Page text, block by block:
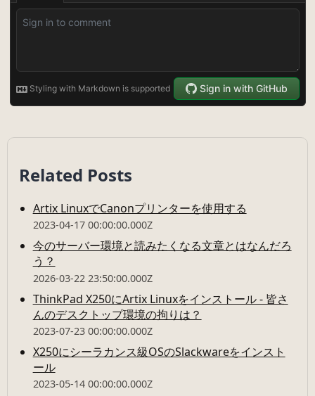
Related Posts
Artix LinuxでCanonプリンターを使用する
2023-04-17 00:00:00.000Z
今のサーバー環境と読みたくなる文章とはなんだろ
う？
2026-03-22 23:50:00.000Z
ThinkPad X250にArtix Linuxをインストール - 皆さ
んのデスクトップ環境の拘りは？
2023-07-23 00:00:00.000Z
X250にシーラカンス級OSのSlackwareをインスト
ール
2023-05-14 00:00:00.000Z